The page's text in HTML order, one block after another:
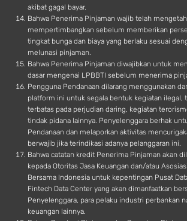
akibat gagal bayar.
Bahwa Penerima Pinjaman wajib telah
mempertimbangkan sebelum memberikan
tingkat bunga dan biaya yang berlaku sesuai
melunasi pinjaman.
Bahwa Penerima Pinjaman diwajibkan untuk
dasar mengenai LPBBTI sebelum menerima
Pengguna Pendanaan dilarang menggunakan
platform ini untuk segala bentuk kegiatan ilegal,
terbatas pada perjudian daring, kegiatan
tindak pidana lainnya. Penyelenggara berhak
Pendanaan dan melaporkan aktivitas
berwajib jika terindikasi adanya pelanggaran ini.
Bahwa catatan kredit Penerima Pinjaman akan
kepada Otoritas Jasa Keuangan dan/atau
Bersama Indonesia untuk kepentingan Pusat
Fintech Data Center yang akan dimanfaatkan
Penyelenggara, para pelaku industri perbankan
keuangan lainnya.